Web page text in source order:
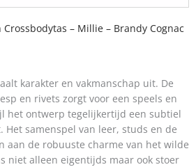
– Millie – Brandy Cognac
karakter en vakmanschap uit. De
en rivets zorgt voor een speels en
het ontwerp tegelijkertijd een subtiel
Het samenspel van leer, studs en de
aan de robuuste charme van het wilde
niet alleen eigentijds maar ook stoer